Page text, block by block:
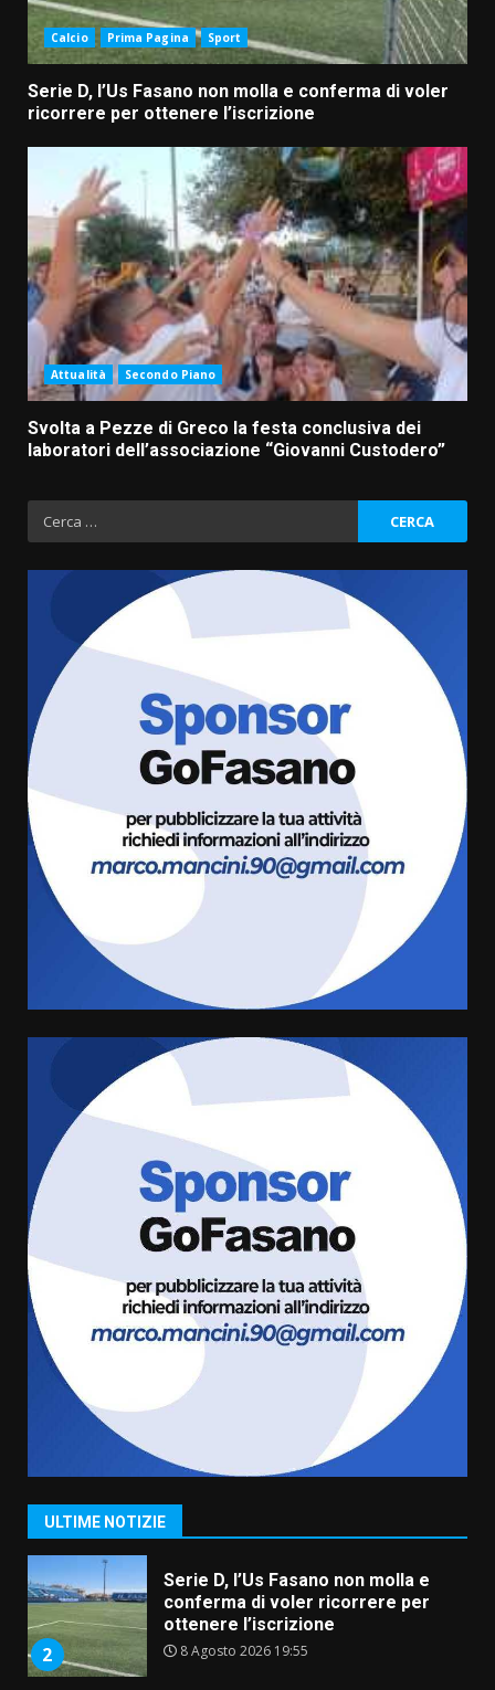
Calcio Prima Pagina Sport
Serie D, l’Us Fasano non molla e conferma di voler
ricorrere per ottenere l’iscrizione
Attualità Secondo Piano
Svolta a Pezze di Greco la festa conclusiva dei
laboratori dell’associazione “Giovanni Custodero”
Ricerca
per:
ULTIME NOTIZIE
La Banda Città di Fasano apre
ufficialmente la Festa di
8 Agosto 2026 11:00
Savelletri in festa, domani sera
grande spettacolo con Uccio De
Santis
Sostenibile: premiati gli studenti
universitari del bando “La strada
giusta”
8 Agosto 2026 07:15
“I Contestatori: Musica di
Rivoluzione”: nuovo
appuntamento con “Fasano in
Banda”
7 Agosto 2026 06:05
US Fasano, Scianaro: “Profonda
amarezza per esclusione dal
campionato di calcio”
7 Agosto 2026 06:00
1
Grande successo per la “Sagra
del Pesce Spada” a Savelletri
9 Agosto 2026 07:32
2
Serie D, l’Us Fasano non molla e
conferma di voler ricorrere per
ottenere l’iscrizione
8 Agosto 2026 19:55